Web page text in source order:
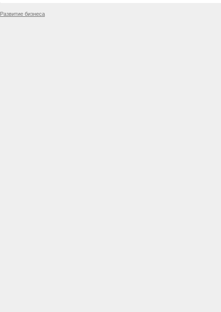
Развитие бизнеса